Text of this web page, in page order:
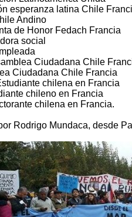
esperanza latina Chile
Andino
de Honor Fedach Francia
social
Ciudadana Chile
Ciudadana Chile Francia
chilena en Francia
chileno en Francia
chilena en Francia.
Rodrigo Mundaca, desde